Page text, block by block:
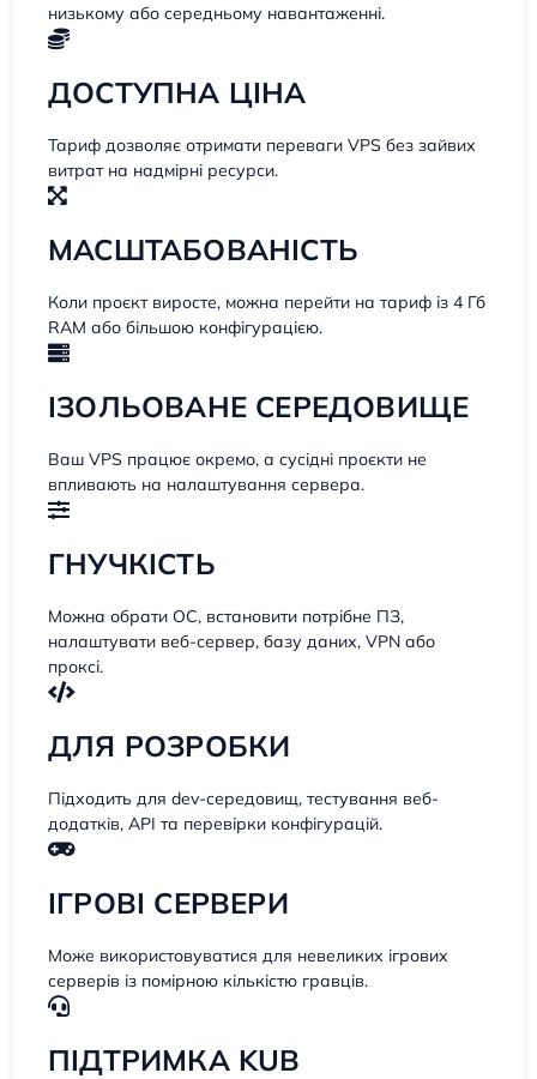
низькому або середньому навантаженні.
ДОСТУПНА ЦІНА
Тариф дозволяє отримати переваги VPS без зайвих
витрат на надмірні ресурси.
МАСШТАБОВАНІСТЬ
Коли проєкт виросте, можна перейти на тариф із 4 Гб
RAM або більшою конфігурацією.
ІЗОЛЬОВАНЕ СЕРЕДОВИЩЕ
Ваш VPS працює окремо, а сусідні проєкти не
впливають на налаштування сервера.
ГНУЧКІСТЬ
Можна обрати ОС, встановити потрібне ПЗ,
налаштувати веб-сервер, базу даних, VPN або
проксі.
ДЛЯ РОЗРОБКИ
Підходить для dev-середовищ, тестування веб-
додатків, API та перевірки конфігурацій.
ІГРОВІ СЕРВЕРИ
Може використовуватися для невеликих ігрових
серверів із помірною кількістю гравців.
ПІДТРИМКА KUB